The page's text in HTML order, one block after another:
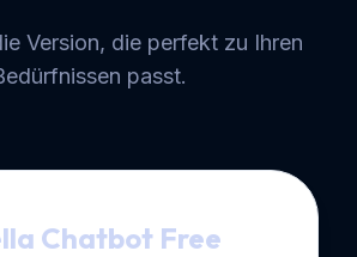
Version, die perfekt zu Ihren
passt.
Chatbot Free